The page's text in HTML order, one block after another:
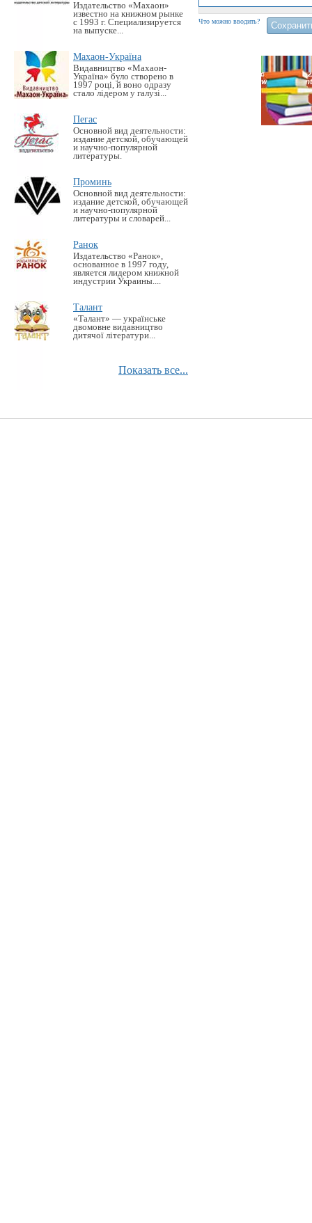
Издательство «Махаон»
известно на книжном рынке
с 1993 г. Специализируется
на выпуске...
Махаон-Україна
Видавництво «Махаон-
Україна» було створено в
1997 році, й воно одразу
стало лідером у галузі...
Пегас
Основной вид деятельности:
издание детской, обучающей
и научно-популярной
литературы.
Проминь
Основной вид деятельности:
издание детской, обучающей
и научно-популярной
литературы и словарей...
Ранок
Издательство «Ранок»,
основанное в 1997 году,
является лидером книжной
индустрии Украины....
Талант
«Талант» — українське
двомовне видавництво
дитячої літератури...
Показать все...
Что можно вводить?